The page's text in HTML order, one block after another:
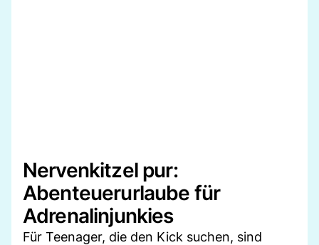
Nervenkitzel pur:
Abenteuerurlaube für
Adrenalinjunkies
Für Teenager, die den Kick suchen, sind